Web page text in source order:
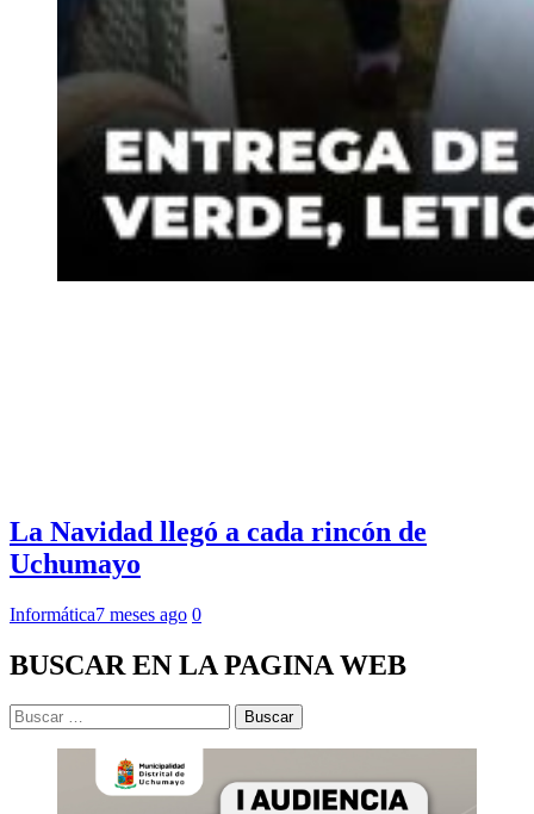
La Navidad llegó a cada rincón de
Uchumayo
Informática7 meses ago 0
BUSCAR EN LA PAGINA WEB
Buscar: